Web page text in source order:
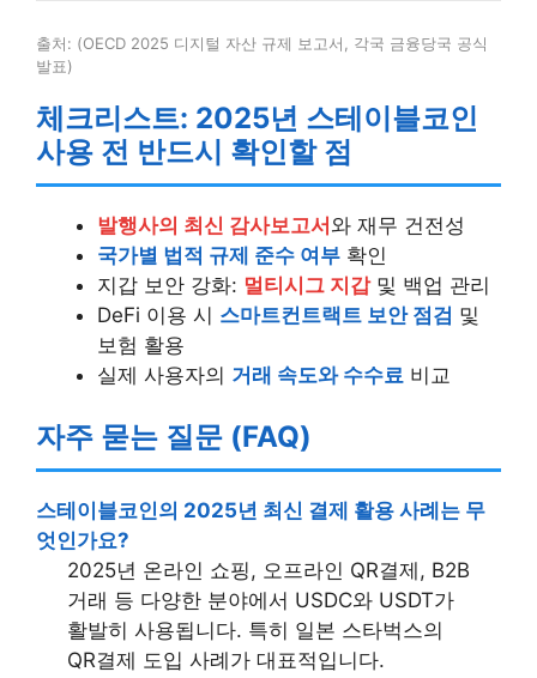
출처: (OECD 2025 디지털 자산 규제 보고서, 각국 금융당국 공식
발표)
체크리스트: 2025년 스테이블코인
사용 전 반드시 확인할 점
발행사의 최신 감사보고서와 재무 건전성
국가별 법적 규제 준수 여부 확인
지갑 보안 강화: 멀티시그 지갑및 백업 관리
DeFi 이용 시 스마트컨트랙트 보안 점검 및
보험 활용
실제 사용자의 거래 속도와 수수료 비교
자주 묻는 질문 (FAQ)
스테이블코인의 2025년 최신 결제 활용 사례는 무
엇인가요?
2025년 온라인 쇼핑, 오프라인 QR결제, B2B
거래 등 다양한 분야에서 USDC와 USDT가
활발히 사용됩니다. 특히 일본 스타벅스의
QR결제 도입 사례가 대표적입니다.